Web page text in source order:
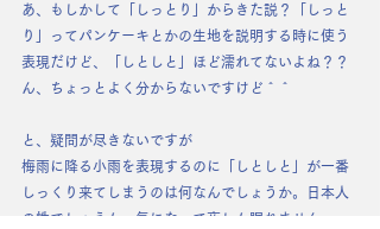
あ、もしかして「しっとり」からきた説？「しっと
り」ってパンケーキとかの生地を説明する時に使う
表現だけど、「しとしと」ほど濡れてないよね？？
ん、ちょっとよく分からないですけど＾＾
と、疑問が尽きないですが
梅雨に降る小雨を表現するのに「しとしと」が一番
しっくり来てしまうのは何なんでしょうか。日本人
の性でしょうか。気になって夜しか眠れません。